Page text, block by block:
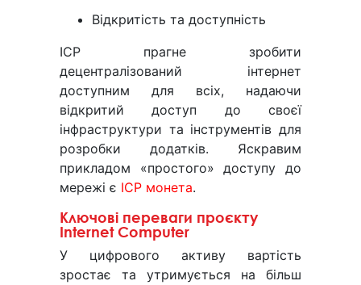
Відкритість та доступність
ІСР прагне зробити
децентралізований інтернет
доступним для всіх, надаючи
відкритий доступ до своєї
інфраструктури та інструментів для
розробки додатків. Яскравим
прикладом «простого» доступу до
мережі є ІСР монета.
Ключові переваги проєкту
Internet Computer
У цифрового активу вартість
зростає та утримується на більш